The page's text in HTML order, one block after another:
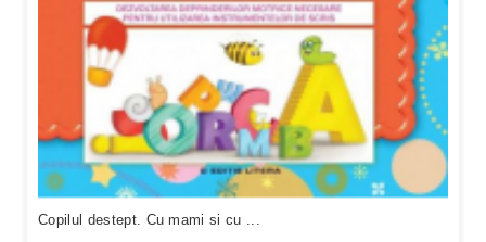
Copilul destept. Cu mami si cu ...